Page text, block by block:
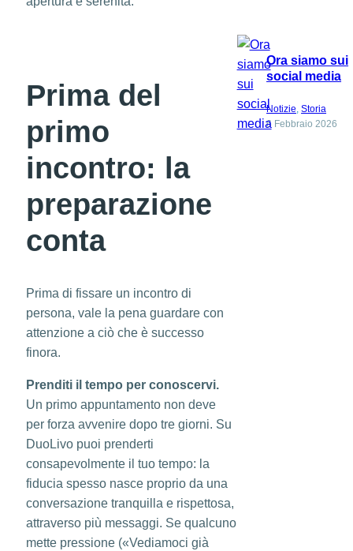
Prima del
primo
incontro: la
preparazione
conta
Prima di fissare un incontro di
persona, vale la pena guardare con
attenzione a ciò che è successo
finora.
Prenditi il tempo per conoscervi.
Un primo appuntamento non deve
per forza avvenire dopo tre giorni. Su
DuoLivo puoi prenderti
consapevolmente il tuo tempo: la
fiducia spesso nasce proprio da una
conversazione tranquilla e rispettosa,
attraverso più messaggi. Se qualcuno
mette pressione («Vediamoci già
Ora siamo sui
social media
Notizie , Storia
6 Febbraio 2026